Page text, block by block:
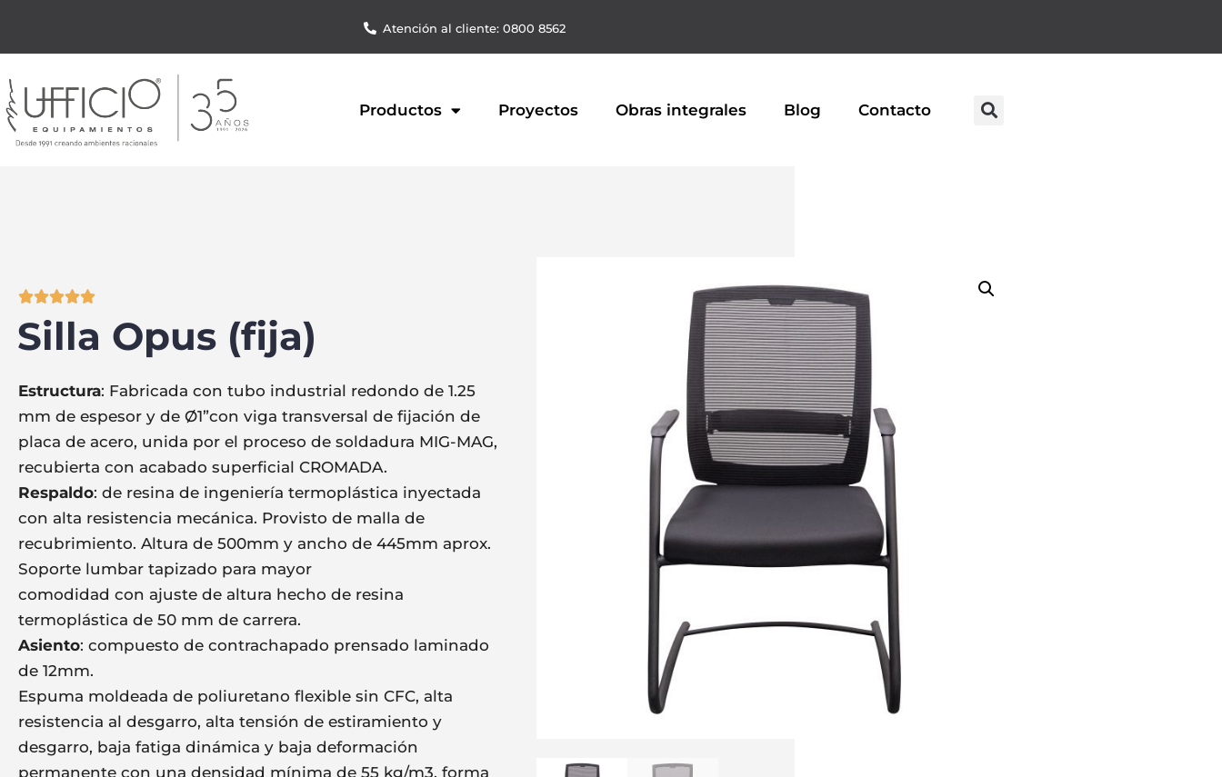
Atención al cliente: 0800 8562
Productos Proyectos Obras integrales Blog Contacto

Silla Opus (fija)
Estructura: Fabricada con tubo industrial redondo de 1.25
mm de espesor y de Ø1”con viga transversal de fijación de
placa de acero, unida por el proceso de soldadura MIG-MAG,
recubierta con acabado superficial CROMADA.
Respaldo: de resina de ingeniería termoplástica inyectada
con alta resistencia mecánica. Provisto de malla de
recubrimiento. Altura de 500mm y ancho de 445mm aprox.
Soporte lumbar tapizado para mayor
comodidad con ajuste de altura hecho de resina
termoplástica de 50 mm de carrera.
Asiento: compuesto de contrachapado prensado laminado
de 12mm.
Espuma moldeada de poliuretano flexible sin CFC, alta
resistencia al desgarro, alta tensión de estiramiento y
desgarro, baja fatiga dinámica y baja deformación
permanente con una densidad mínima de 55 kg/m3, forma